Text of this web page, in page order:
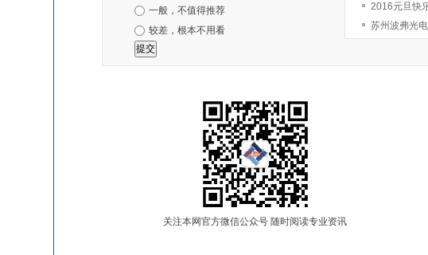
一般，不值得推荐
较差，根本不用看
2016元旦快
苏州波弗光
关注本网官方微信公众号 随时阅读专业资讯